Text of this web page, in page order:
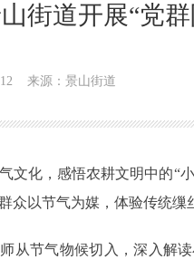
街道开展“党
来源：景山街道
化，感悟农耕文明中的“小
众以节气为媒，体验传统缫
节气物候切入，深入解读